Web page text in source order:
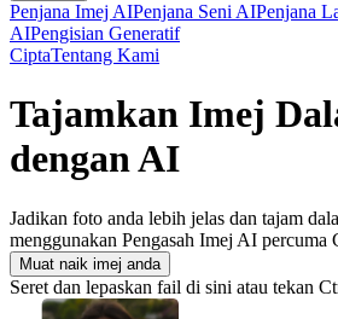
Penjana Imej AIPenjana Seni AIPenjana
AIPengisian Generatif
CiptaTentang Kami
Tajamkan Imej
dengan AI
Jadikan foto anda lebih jelas dan tajam
menggunakan Pengasah Imej AI percuma
Muat naik imej anda
Seret dan lepaskan fail di sini atau tekan